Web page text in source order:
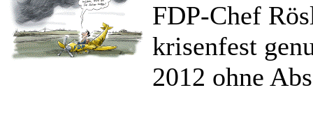
FDP-Chef
krisenfest
2012 ohne